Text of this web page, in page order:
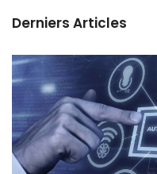
Derniers Articles